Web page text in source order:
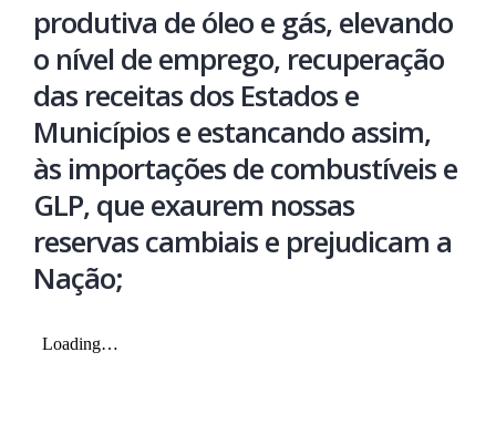
produtiva de óleo e gás, elevando
o nível de emprego, recuperação
das receitas dos Estados e
Municípios e estancando assim,
às importações de combustíveis e
GLP, que exaurem nossas
reservas cambiais e prejudicam a
Nação;